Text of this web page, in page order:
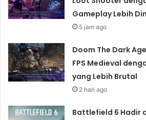
Gameplay Lebih
5 jam ago
Doom The Dark
FPS Medieval
yang Lebih Brutal
2 hari ago
Battlefield 6 Hadir